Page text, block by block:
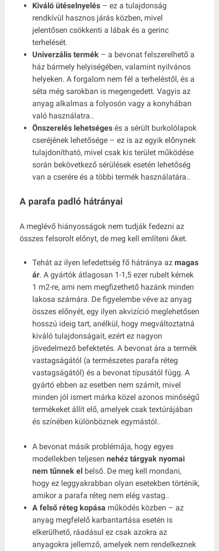
Kiváló ütéselnyelés– ez a tulajdonság
rendkívül hasznos járás közben, mivel
jelentősen csökkenti a lábak és a gerinc
terhelését.
Univerzális termék – a bevonat felszerelhető a
ház bármely helyiségében, valamint nyilvános
helyeken. A forgalom nem fél a terheléstől, és a
séta még sarokban is megengedett. Vagyis az
anyag alkalmas a folyosón vagy a konyhában
való használatra..
Önszerelés lehetségesés a sérült burkolólapok
cseréjének lehetősége – ez is az egyik előnynek
tulajdonítható, mivel csak kis terület működése
során bekövetkező sérülések esetén lehetőség
van a cserére és a többi termék használatára..
A parafa padló hátrányai
A meglévő hiányosságok nem tudják fedezni az
összes felsorolt ​​előnyt, de meg kell említeni őket.
Tehát az ilyen lefedettség fő hátránya az magas
ár. A gyártók átlagosan 1-1,5 ezer rubelt kérnek
1 m2-re, ami nem megfizethető hazánk minden
lakosa számára. De figyelembe véve az anyag
összes előnyét, egy ilyen akvizíció meglehetősen
hosszú ideig tart, anélkül, hogy megváltoztatná
kiváló tulajdonságait, ezért ez nagyon
jövedelmező befektetés. A bevonat ára a termék
vastagságától (a természetes parafa réteg
vastagságától) és a bevonat típusától függ. A
gyártó ebben az esetben nem számít, mivel
minden jól ismert márka közel azonos minőségű
termékeket állít elő, amelyek csak textúrájában
és színében különböznek egymástól..
A bevonat másik problémája, hogy egyes
modellekben teljesen nehéz tárgyak nyomai
nem tűnnek elbelső. De meg kell mondani,
hogy ez leggyakrabban olyan esetekben történik,
amikor a parafa réteg nem elég vastag..
A felső réteg kopása működés közben – az
anyag megfelelő karbantartása esetén is
elkerülhető, ráadásul ez csak azokra az
anyagokra jellemző, amelyek nem rendelkeznek